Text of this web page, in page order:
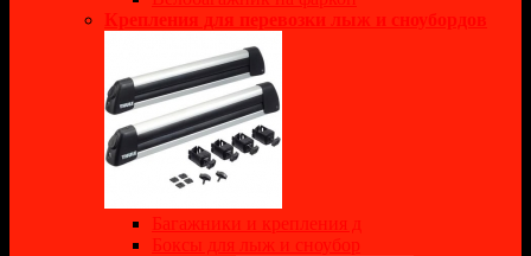
Крепления для перевозки лыж и сноубордов
Багажники и крепления д
Боксы для лыж и сноубор